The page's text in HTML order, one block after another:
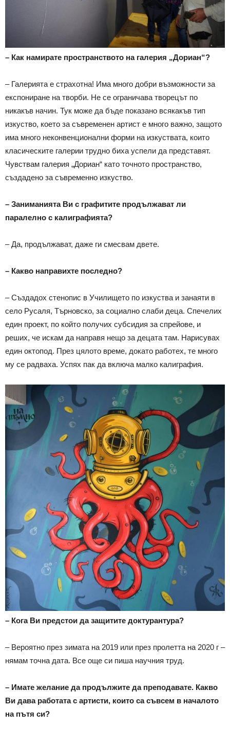
– Как намирате пространството на галерия „Дориан“?
– Галерията е страхотна! Има много добри възможности за
експониране на творби. Не се ограничава творецът по
никакъв начин. Тук може да бъде показано всякакъв тип
изкуство, което за съвременен артист е много важно, защото
има много неконвенционални форми на изкуствата, които
класическите галерии трудно биха успели да представят.
Чувствам галерия „Дориан“ като точното пространство,
създадено за съвременно изкуство.
– Заниманията Ви с графитите продължават ли
паралелно с калиграфията?
– Да, продължават, даже ги смесвам двете.
– Какво направихте последно?
– Създадох стенопис в Училището по изкуства и занаяти в
село Русаля, Търновско, за социално слаби деца. Спечелих
един проект, по който получих субсидия за спрейове, и
реших, че искам да направя нещо за децата там. Нарисувах
един октопод. През цялото време, докато работех, те много
му се радваха. Успях пак да включа малко калиграфия.
– Кога Ви предстои да защитите доктурантура?
– Вероятно през зимата на 2019 или през пролетта на 2020 г –
нямам точна дата. Все още си пиша научния труд.
– Имате желание да продължите да преподавате. Какво
Ви дава работата с артисти, които са съвсем в началото
на пътя си?